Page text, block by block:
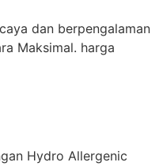
dan berpengalaman
Maksimal. harga
Hydro Allergenic